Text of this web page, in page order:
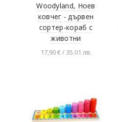
Woodyland, Ноев
ковчег - дървен
сортер-кораб с
животни
17,90 € / 35.01 лв.